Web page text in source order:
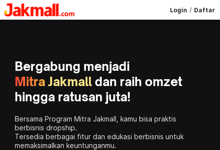
Login / Daftar
Bergabung menjadi
Mitra Jakmall dan raih omzet
hingga ratusan juta!
Bersama Program Mitra Jakmall, kamu bisa praktis
berbisnis dropship.
Tersedia berbagai fitur dan edukasi berbisnis untuk
memaksimalkan keuntunganmu.